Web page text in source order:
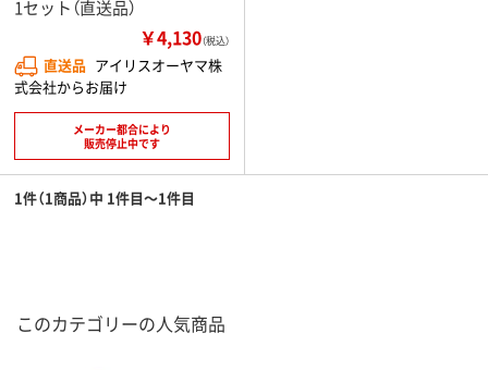
1セット（直送品）
￥4,130（税込）
直送品 アイリスオーヤマ株
式会社からお届け
メーカー都合により
販売停止中です
1件（1商品）中 1件目～1件目
このカテゴリーの人気商品